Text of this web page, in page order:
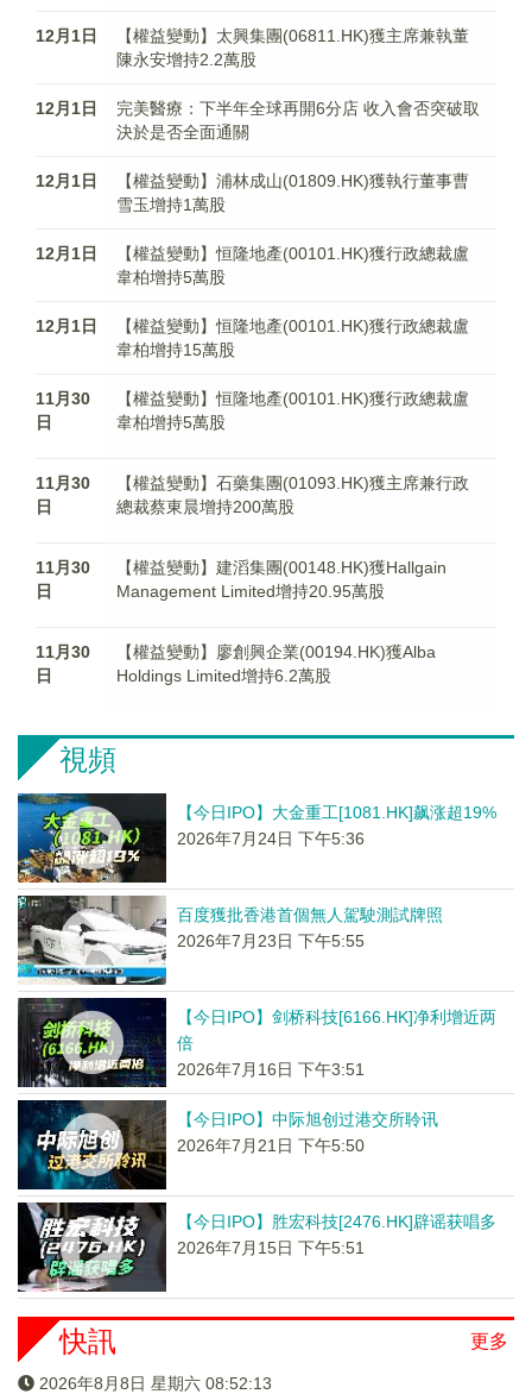
12月1日
【權益變動】太興集團(06811.HK)獲主席兼執董
陳永安增持2.2萬股
12月1日
完美醫療：下半年全球再開6分店 收入會否突破取
決於是否全面通關
12月1日
【權益變動】浦林成山(01809.HK)獲執行董事曹
雪玉增持1萬股
12月1日
【權益變動】恒隆地產(00101.HK)獲行政總裁盧
韋柏增持5萬股
12月1日
【權益變動】恒隆地產(00101.HK)獲行政總裁盧
韋柏增持15萬股
11月30
日
【權益變動】恒隆地產(00101.HK)獲行政總裁盧
韋柏增持5萬股
11月30
日
【權益變動】石藥集團(01093.HK)獲主席兼行政
總裁蔡東晨增持200萬股
11月30
日
【權益變動】建滔集團(00148.HK)獲Hallgain
Management Limited增持20.95萬股
11月30
日
【權益變動】廖創興企業(00194.HK)獲Alba
Holdings Limited增持6.2萬股
視頻
【今日IPO】大金重工[1081.HK]飙涨超19%
2026年7月24日 下午5:36
百度獲批香港首個無人駕駛測試牌照
2026年7月23日 下午5:55
【今日IPO】剑桥科技[6166.HK]净利增近两
倍
2026年7月16日 下午3:51
【今日IPO】中际旭创过港交所聆讯
2026年7月21日 下午5:50
【今日IPO】胜宏科技[2476.HK]辟谣获唱多
2026年7月15日 下午5:51
更多
快訊
2026年8月8日 星期六 08:52:13